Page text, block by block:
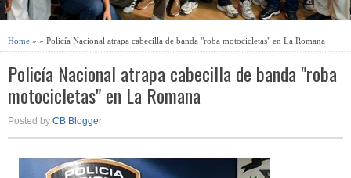
Home » » Policía Nacional atrapa cabecilla de banda "roba motocicletas" en La Romana
Policía Nacional atrapa cabecilla de banda "roba
motocicletas" en La Romana
Posted by CB Blogger